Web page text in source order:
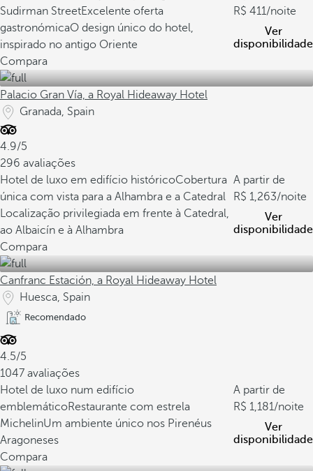
Sudirman StreetExcelente oferta
gastronómicaO design único do hotel,
inspirado no antigo Oriente
411/noite
Ver
disponibilidade
Compara
Palacio Gran Vía, a Royal Hideaway Hotel
Granada, Spain
4.9/5
296 avaliações
Hotel de luxo em edifício históricoCobertura
única com vista para a Alhambra e a Catedral
Localização privilegiada em frente à Catedral,
ao Albaicín e à Alhambra
A partir de
1,263/noite
Ver
disponibilidade
Compara
Canfranc Estación, a Royal Hideaway Hotel
Huesca, Spain
Recomendado
4.5/5
1047 avaliações
Hotel de luxo num edifício
emblemáticoRestaurante com estrela
MichelinUm ambiente único nos Pirenéus
Aragoneses
A partir de
1,181/noite
Ver
disponibilidade
Compara